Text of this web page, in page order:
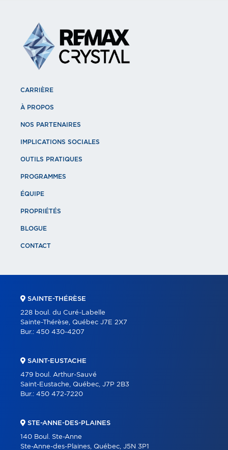
CARRIÈRE
À PROPOS
NOS PARTENAIRES
IMPLICATIONS SOCIALES
OUTILS PRATIQUES
PROGRAMMES
ÉQUIPE
PROPRIÉTÉS
BLOGUE
CONTACT
SAINTE-THÉRÈSE
228 boul. du Curé-Labelle
Sainte-Thérèse, Québec J7E 2X7
Bur.: 450 430-4207
SAINT-EUSTACHE
479 boul. Arthur-Sauvé
Saint-Eustache, Québec, J7P 2B3
Bur.: 450 472-7220
STE-ANNE-DES-PLAINES
140 Boul. Ste-Anne
Ste-Anne-des-Plaines, Québec, J5N 3P1